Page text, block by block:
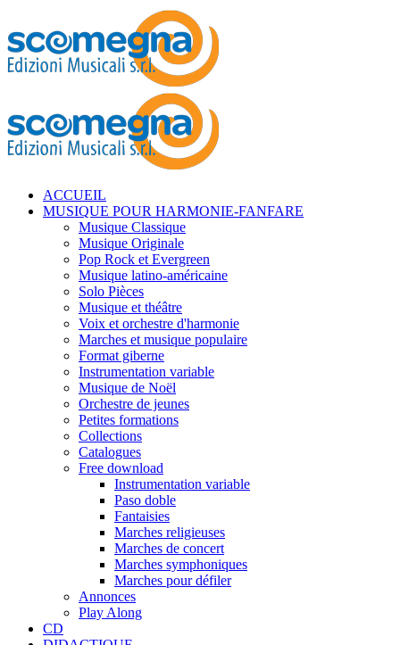
ACCUEIL
MUSIQUE POUR HARMONIE-FANFARE
Musique Classique
Musique Originale
Pop Rock et Evergreen
Musique latino-américaine
Solo Pièces
Musique et théâtre
Voix et orchestre d'harmonie
Marches et musique populaire
Format giberne
Instrumentation variable
Musique de Noël
Orchestre de jeunes
Petites formations
Collections
Catalogues
Free download
Instrumentation variable
Paso doble
Fantaisies
Marches religieuses
Marches de concert
Marches symphoniques
Marches pour défiler
Annonces
Play Along
CD